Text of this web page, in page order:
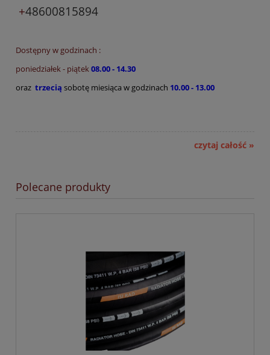
+48600815894
Dostępny w godzinach :
poniedziałek - piątek08.00 - 14.30
oraz trzecią sobotę miesiąca w godzinach 10.00 - 13.00
czytaj całość »
Polecane produkty